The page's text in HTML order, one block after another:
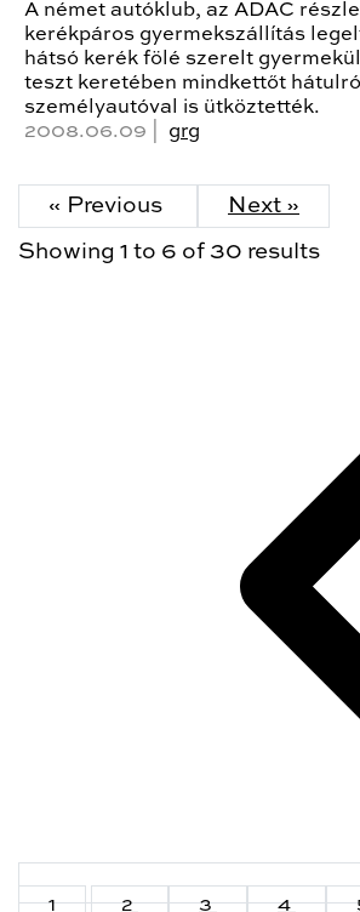
A német autóklub, az ADAC
kerékpáros gyermekszállítás
hátsó kerék fölé szerelt
teszt keretében mindkettőt
személyautóval is ütköztették.
2008.06.09 | grg
« Previous Next »
Showing 1 to 6 of 30 results
1 2 3 4